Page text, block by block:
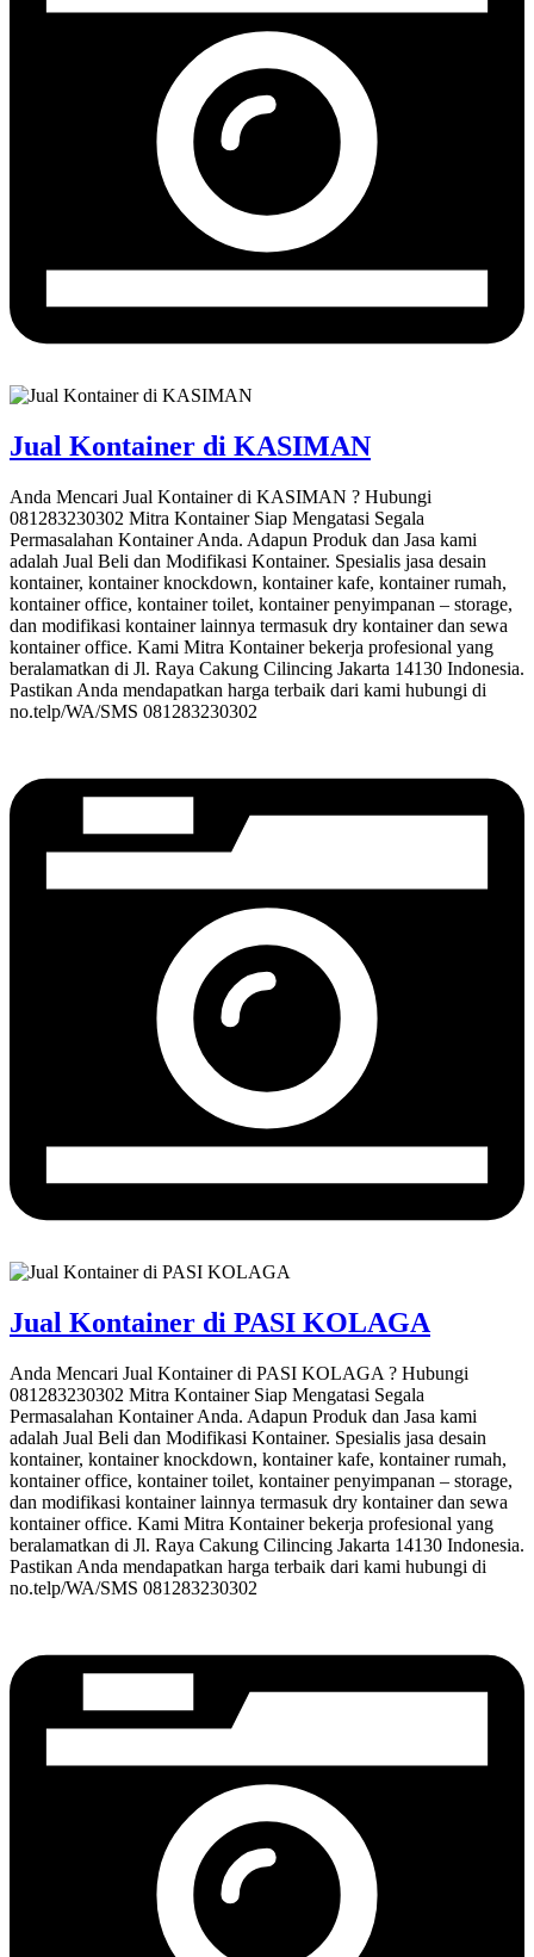
Jual Kontainer di KASIMAN
Anda Mencari Jual Kontainer di KASIMAN ? Hubungi
081283230302 Mitra Kontainer Siap Mengatasi Segala
Permasalahan Kontainer Anda. Adapun Produk dan Jasa kami
adalah Jual Beli dan Modifikasi Kontainer. Spesialis jasa desain
kontainer, kontainer knockdown, kontainer kafe, kontainer rumah,
kontainer office, kontainer toilet, kontainer penyimpanan – storage,
dan modifikasi kontainer lainnya termasuk dry kontainer dan sewa
kontainer office. Kami Mitra Kontainer bekerja profesional yang
beralamatkan di Jl. Raya Cakung Cilincing Jakarta 14130 Indonesia.
Pastikan Anda mendapatkan harga terbaik dari kami hubungi di
no.telp/WA/SMS 081283230302
Jual Kontainer di PASI KOLAGA
Anda Mencari Jual Kontainer di PASI KOLAGA ? Hubungi
081283230302 Mitra Kontainer Siap Mengatasi Segala
Permasalahan Kontainer Anda. Adapun Produk dan Jasa kami
adalah Jual Beli dan Modifikasi Kontainer. Spesialis jasa desain
kontainer, kontainer knockdown, kontainer kafe, kontainer rumah,
kontainer office, kontainer toilet, kontainer penyimpanan – storage,
dan modifikasi kontainer lainnya termasuk dry kontainer dan sewa
kontainer office. Kami Mitra Kontainer bekerja profesional yang
beralamatkan di Jl. Raya Cakung Cilincing Jakarta 14130 Indonesia.
Pastikan Anda mendapatkan harga terbaik dari kami hubungi di
no.telp/WA/SMS 081283230302